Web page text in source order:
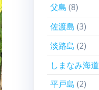
父島 (8)
佐渡島 (3)
淡路島 (2)
しまなみ海道
平戸島 (2)